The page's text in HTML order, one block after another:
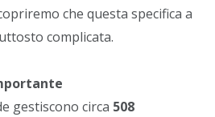
che questa specifica a
complicata.
gestiscono circa 508